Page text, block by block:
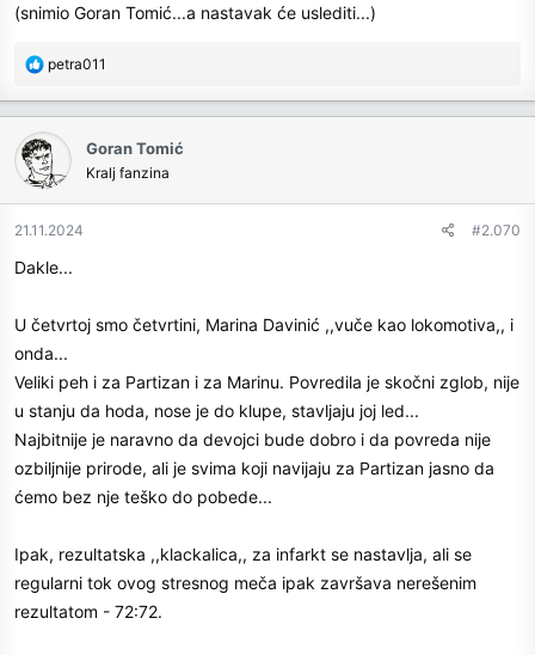
(snimio Goran Tomić...a nastavak će uslediti...)
R
a
c
t
i
n
:
petra011
Goran Tomić
Kralj fanzina
21.11.2024 #2.070
Dakle...
U četvrtoj smo četvrtini, Marina Davinić ,,vuče kao lokomotiva,, i
onda...
Veliki peh i za Partizan i za Marinu. Povredila je skočni zglob, nije
u stanju da hoda, nose je do klupe, stavljaju joj led...
Najbitnije je naravno da devojci bude dobro i da povreda nije
ozbiljnije prirode, ali je svima koji navijaju za Partizan jasno da
ćemo bez nje teško do pobede...
Ipak, rezultatska ,,klackalica,, za infarkt se nastavlja, ali se
regularni tok ovog stresnog meča ipak završava nerešenim
rezultatom - 72:72.